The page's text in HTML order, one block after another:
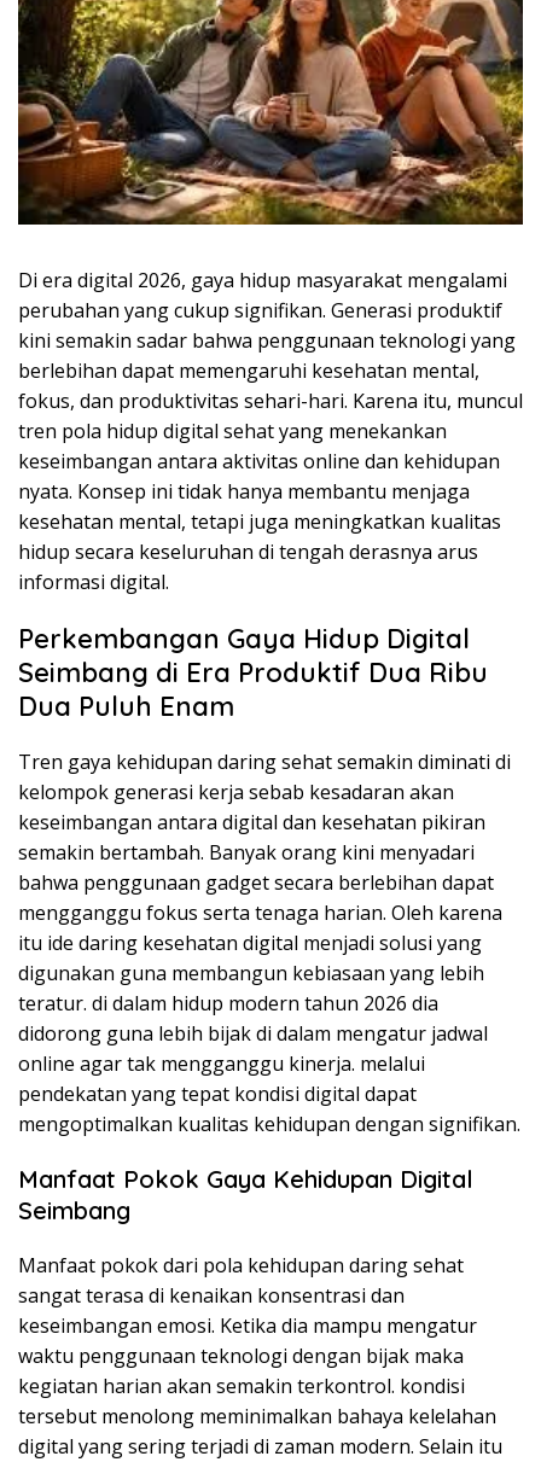
Di era digital 2026, gaya hidup masyarakat mengalami
perubahan yang cukup signifikan. Generasi produktif
kini semakin sadar bahwa penggunaan teknologi yang
berlebihan dapat memengaruhi kesehatan mental,
fokus, dan produktivitas sehari-hari. Karena itu, muncul
tren pola hidup digital sehat yang menekankan
keseimbangan antara aktivitas online dan kehidupan
nyata. Konsep ini tidak hanya membantu menjaga
kesehatan mental, tetapi juga meningkatkan kualitas
hidup secara keseluruhan di tengah derasnya arus
informasi digital.
Perkembangan Gaya Hidup Digital
Seimbang di Era Produktif Dua Ribu
Dua Puluh Enam
Tren gaya kehidupan daring sehat semakin diminati di
kelompok generasi kerja sebab kesadaran akan
keseimbangan antara digital dan kesehatan pikiran
semakin bertambah. Banyak orang kini menyadari
bahwa penggunaan gadget secara berlebihan dapat
mengganggu fokus serta tenaga harian. Oleh karena
itu ide daring kesehatan digital menjadi solusi yang
digunakan guna membangun kebiasaan yang lebih
teratur. di dalam hidup modern tahun 2026 dia
didorong guna lebih bijak di dalam mengatur jadwal
online agar tak mengganggu kinerja. melalui
pendekatan yang tepat kondisi digital dapat
mengoptimalkan kualitas kehidupan dengan signifikan.
Manfaat Pokok Gaya Kehidupan Digital
Seimbang
Manfaat pokok dari pola kehidupan daring sehat
sangat terasa di kenaikan konsentrasi dan
keseimbangan emosi. Ketika dia mampu mengatur
waktu penggunaan teknologi dengan bijak maka
kegiatan harian akan semakin terkontrol. kondisi
tersebut menolong meminimalkan bahaya kelelahan
digital yang sering terjadi di zaman modern. Selain itu